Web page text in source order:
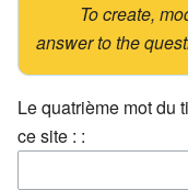
To create,
answer to the
Le quatrième mot du
ce site : :